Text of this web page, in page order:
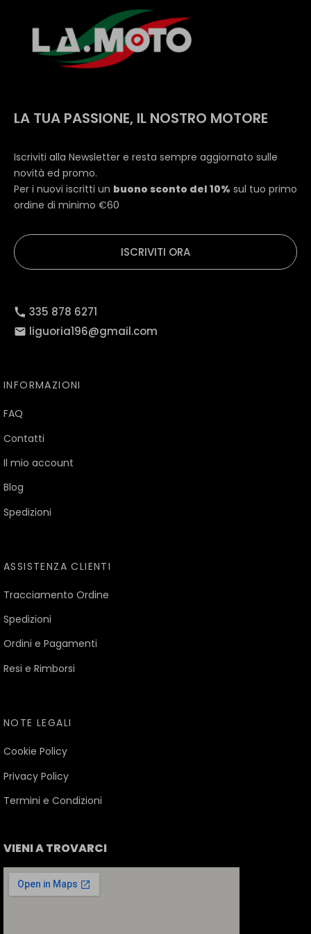
LA TUA PASSIONE, IL NOSTRO MOTORE
Iscriviti alla Newsletter e resta sempre aggiornato sulle
novità ed promo.
Per i nuovi iscritti un buono sconto del 10% sul tuo primo
ordine di minimo €60
ISCRIVITI ORA
335 878 6271
liguoria196@gmail.com
INFORMAZIONI
FAQ
Contatti
Il mio account
Blog
Spedizioni
ASSISTENZA CLIENTI
Tracciamento Ordine
Spedizioni
Ordini e Pagamenti
Resi e Rimborsi
NOTE LEGALI
Cookie Policy
Privacy Policy
Termini e Condizioni
VIENI A TROVARCI